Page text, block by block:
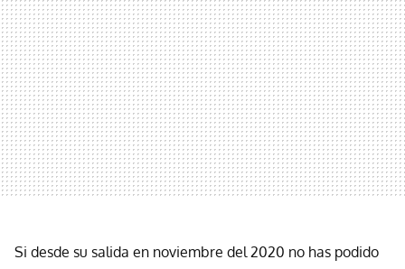
Si desde su salida en noviembre del 2020 no has podido